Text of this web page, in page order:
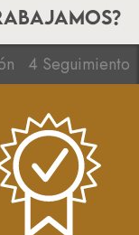
4 Seguimiento